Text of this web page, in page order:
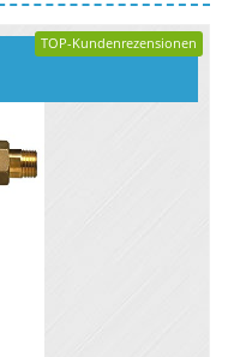
TOP-Kundenrezensionen